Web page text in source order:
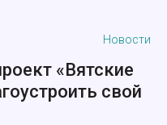
Новости
«Вятские
свой